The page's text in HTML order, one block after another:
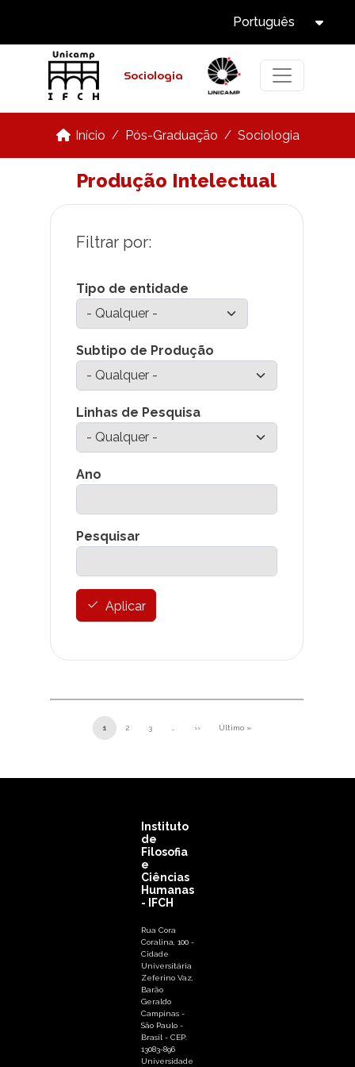
Select
Português
Sociologia
Início Pós-Graduação Sociologia
Produção Intelectual
Tipo de entidade
Subtipo de Produção
Linhas de Pesquisa
Ano
Pesquisar
Aplicar
Paginação
1 2 3 ››
Próxima página
Último »
Última página
Instituto
de
Filosofia
e
Ciências
Humanas
- IFCH
Rua Cora
Coralina, 100 -
Cidade
Universitária
Zeferino Vaz,
Barão
Geraldo
Campinas -
São Paulo -
Brasil - CEP:
13083-896
Universidade